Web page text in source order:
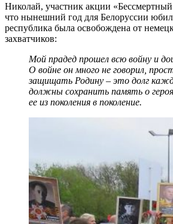
Николай, участник акции
что нынешний год для Белоруссии
республика была освобождена от
захватчиков:
Мой прадед прошел всю войну и
О войне он много не говорил,
защищать Родину – это долг
должны сохранить память о
ее из поколения в поколение.